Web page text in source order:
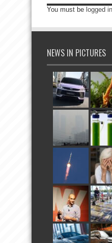
You must be logged in
NEWS IN PICTURES